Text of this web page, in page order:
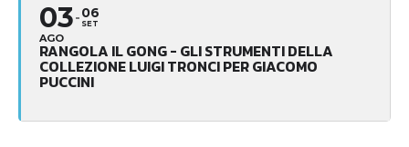
03
AGO
06
SET
RANGOLA IL GONG - GLI STRUMENTI DELLA
COLLEZIONE LUIGI TRONCI PER GIACOMO
PUCCINI